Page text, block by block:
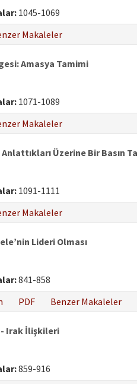
1045-1069
Makaleler
Amasya Tamimi
1071-1089
Makaleler
Üzerine Bir Basın
1091-1111
Makaleler
Lideri Olması
841-858
PDF Benzer Makaleler
Irak İlişkileri
859-916